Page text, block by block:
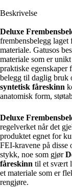
Beskrivelse
Deluxe
frembensbelegg
materiale. Gatusos
materiale som er
praktiske egenskaper
belegg til daglig bruk
syntetisk fåreskinn
anatomisk form,
Deluxe
regelverket når det
produktet egnet for
FEI-kravene på disse
stykk, noe som gjør
fåreskinn til et svært
et materiale som er
rengjøre.